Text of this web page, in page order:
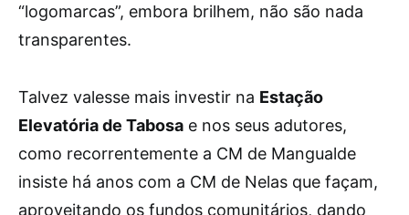
“logomarcas”, embora brilhem, não são nada
transparentes.
Talvez valesse mais investir na Estação
Elevatória de Tabosa e nos seus adutores,
como recorrentemente a CM de Mangualde
insiste há anos com a CM de Nelas que façam,
aproveitando os fundos comunitários, dando